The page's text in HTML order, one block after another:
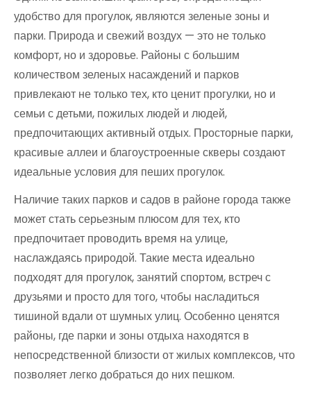
удобство для прогулок, являются зеленые зоны и
парки. Природа и свежий воздух — это не только
комфорт, но и здоровье. Районы с большим
количеством зеленых насаждений и парков
привлекают не только тех, кто ценит прогулки, но и
семьи с детьми, пожилых людей и людей,
предпочитающих активный отдых. Просторные парки,
красивые аллеи и благоустроенные скверы создают
идеальные условия для пеших прогулок.
Наличие таких парков и садов в районе города также
может стать серьезным плюсом для тех, кто
предпочитает проводить время на улице,
наслаждаясь природой. Такие места идеально
подходят для прогулок, занятий спортом, встреч с
друзьями и просто для того, чтобы насладиться
тишиной вдали от шумных улиц. Особенно ценятся
районы, где парки и зоны отдыха находятся в
непосредственной близости от жилых комплексов, что
позволяет легко добраться до них пешком.